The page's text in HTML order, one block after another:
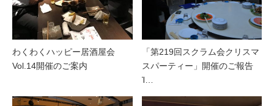
わくわくハッピー居酒屋会
Vol.14開催のご案内
「第219回スクラム会クリスマ
スパーティー」開催のご報告
Ἰ…